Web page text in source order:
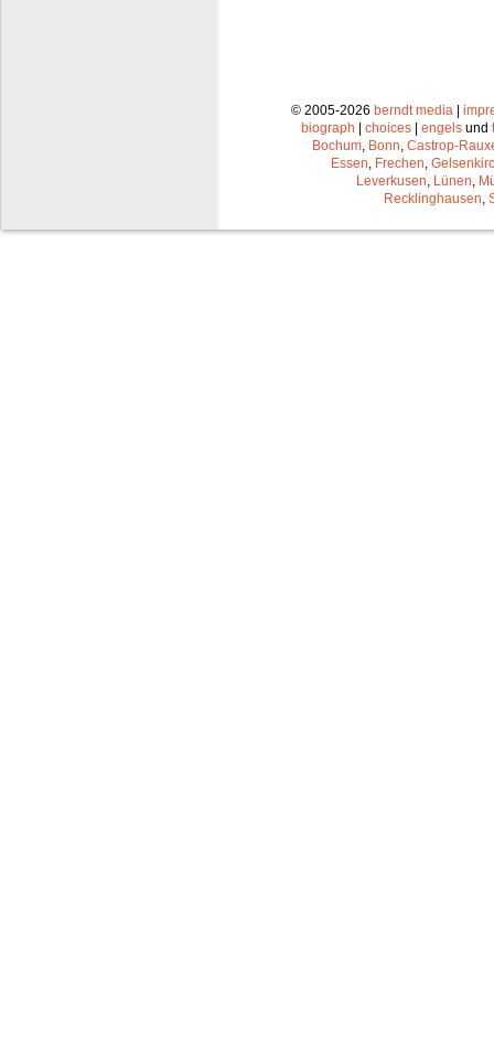
© 2005-2026 berndt media |
biograph | choices | engels und
Bochum Bonn Castrop-
Essen Frechen
Leverkusen Lünen
Recklinghausen